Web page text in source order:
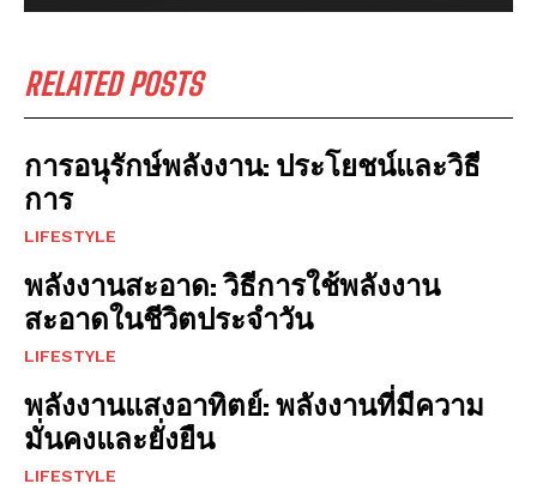
RELATED POSTS
การอนุรักษ์พลังงาน: ประโยชน์และวิธี
การ
LIFESTYLE
พลังงานสะอาด: วิธีการใช้พลังงาน
สะอาดในชีวิตประจำวัน
LIFESTYLE
พลังงานแสงอาทิตย์: พลังงานที่มีความ
มั่นคงและยั่งยืน
LIFESTYLE